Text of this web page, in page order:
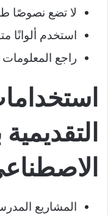
لا تضع نصوصًا
استخدم ألوانًا
راجع
التقديمية
المشاريع